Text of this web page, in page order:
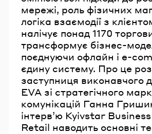
мережі, роль фізичних
логіка взаємодії з
налічує понад 1170
трансформує бізнес-
поєднуючи офлайн і e-
єдину систему. Про це
заступниця виконавчого
EVA зі стратегічного
комунікацій Ганна
інтерв’ю Kyivstar
Retail наводить основні